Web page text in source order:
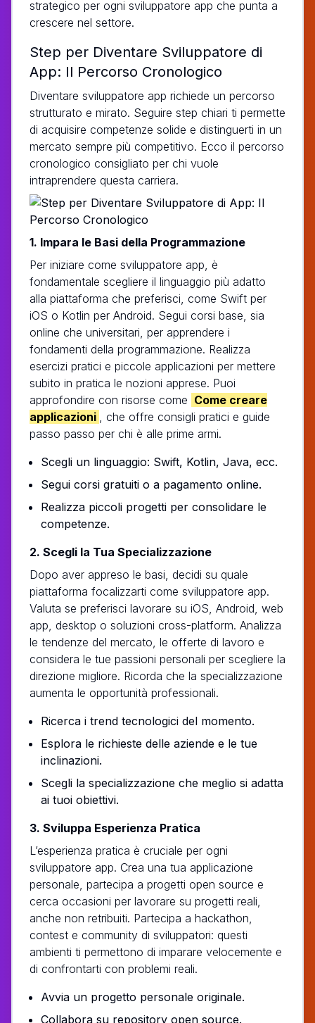
strategico per ogni sviluppatore app che punta a
crescere nel settore.
Step per Diventare Sviluppatore di
App: Il Percorso Cronologico
Diventare sviluppatore app richiede un percorso
strutturato e mirato. Seguire step chiari ti permette
di acquisire competenze solide e distinguerti in un
mercato sempre più competitivo. Ecco il percorso
cronologico consigliato per chi vuole
intraprendere questa carriera.
1. Impara le Basi della Programmazione
Per iniziare come sviluppatore app, è
fondamentale scegliere il linguaggio più adatto
alla piattaforma che preferisci, come Swift per
iOS o Kotlin per Android. Segui corsi base, sia
online che universitari, per apprendere i
fondamenti della programmazione. Realizza
esercizi pratici e piccole applicazioni per mettere
subito in pratica le nozioni apprese. Puoi
approfondire con risorse come Come creare
applicazioni
, che offre consigli pratici e guide
passo passo per chi è alle prime armi.
Scegli un linguaggio: Swift, Kotlin, Java, ecc.
Segui corsi gratuiti o a pagamento online.
Realizza piccoli progetti per consolidare le
competenze.
2. Scegli la Tua Specializzazione
Dopo aver appreso le basi, decidi su quale
piattaforma focalizzarti come sviluppatore app.
Valuta se preferisci lavorare su iOS, Android, web
app, desktop o soluzioni cross-platform. Analizza
le tendenze del mercato, le offerte di lavoro e
considera le tue passioni personali per scegliere la
direzione migliore. Ricorda che la specializzazione
aumenta le opportunità professionali.
Ricerca i trend tecnologici del momento.
Esplora le richieste delle aziende e le tue
inclinazioni.
Scegli la specializzazione che meglio si adatta
ai tuoi obiettivi.
3. Sviluppa Esperienza Pratica
L’esperienza pratica è cruciale per ogni
sviluppatore app. Crea una tua applicazione
personale, partecipa a progetti open source e
cerca occasioni per lavorare su progetti reali,
anche non retribuiti. Partecipa a hackathon,
contest e community di sviluppatori: questi
ambienti ti permettono di imparare velocemente e
di confrontarti con problemi reali.
Avvia un progetto personale originale.
Collabora su repository open source.